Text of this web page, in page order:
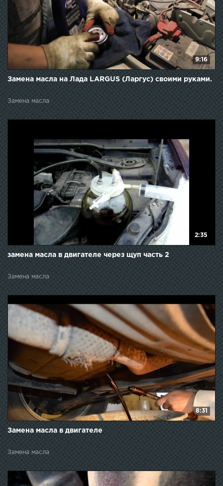
9:16
Замена масла на Лада LARGUS (Ларгус) своими руками.
Замена масла
2:35
замена масла в двигателе через щуп часть 2
Замена масла
8:31
Замена масла в двигателе
Замена масла